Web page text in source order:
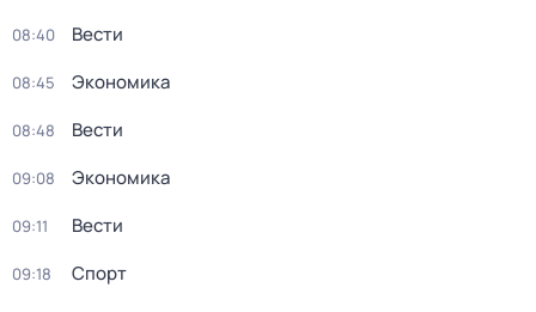
08:40 Вести
08:45 Экономика
08:48 Вести
09:08 Экономика
09:11 Вести
09:18 Спорт